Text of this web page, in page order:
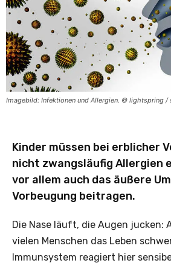
Imagebild: Infektionen und Allergien. © lightspring /
Kinder müssen bei erblicher
nicht zwangsläufig Allergien
vor allem auch das äußere
Vorbeugung beitragen.
Die Nase läuft, die Augen jucken:
vielen Menschen das Leben
Immunsystem reagiert hier